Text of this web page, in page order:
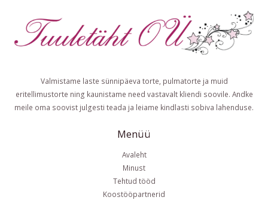
Valmistame laste sünnipäeva torte, pulmatorte ja muid
eritellimustorte ning kaunistame need vastavalt kliendi soovile. Andke
meile oma soovist julgesti teada ja leiame kindlasti sobiva lahenduse.
Menüü
Avaleht
Minust
Tehtud tööd
Koostööpartnerid